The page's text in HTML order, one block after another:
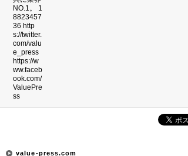
value-press.com
雲の形（十種雲形まとめ）
吉本新喜劇の歴代座長
珍獣テンレックの護身術～日本最…
前田利家は唐沢寿明だけ？まつは…
裁判員制度の賛成・反対意見
コンストラクション・マネジメン…